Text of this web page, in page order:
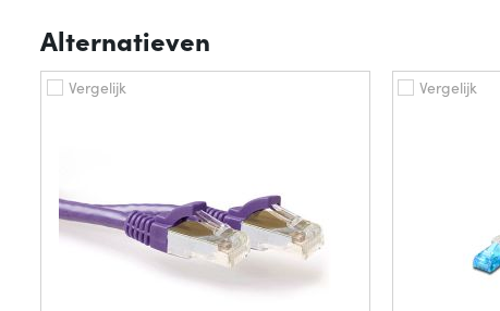
Alternatieven
Vergelijk Vergelijk